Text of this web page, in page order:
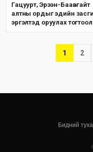
Гацуурт, Эрээн-Баавгайт
алтны ордыг эдийн
эргэлтэд оруулах
төсөл өргөн мэдүүллээ
1 2
Бидний